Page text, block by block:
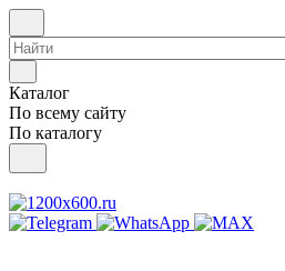
Каталог
По всему сайту
По каталогу